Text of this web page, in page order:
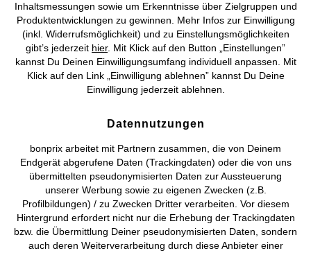
Mehr von bonprix auf
Preisangaben inkl. gesetzl. MwSt. und zzgl.
Vertrag widerrufen
©2026 bonprix.Alle Rechte vorbehalten.
Inhaltsmessungen sowie um Erkenntnisse über Zielgruppen und
Produktentwicklungen zu gewinnen. Mehr Infos zur Einwilligung
(inkl. Widerrufsmöglichkeit) und zu Einstellungsmöglichkeiten
gibt’s jederzeit hier. Mit Klick auf den Button „Einstellungen”
kannst Du Deinen Einwilligungsumfang individuell anpassen. Mit
Klick auf den Link „Einwilligung ablehnen” kannst Du Deine
Einwilligung jederzeit ablehnen.
Datennutzungen
bonprix arbeitet mit Partnern zusammen, die von Deinem
Endgerät abgerufene Daten (Trackingdaten) oder die von uns
übermittelten pseudonymisierten Daten zur Aussteuerung
unserer Werbung sowie zu eigenen Zwecken (z.B.
Profilbildungen) / zu Zwecken Dritter verarbeiten. Vor diesem
Hintergrund erfordert nicht nur die Erhebung der Trackingdaten
bzw. die Übermittlung Deiner pseudonymisierten Daten, sondern
auch deren Weiterverarbeitung durch diese Anbieter einer